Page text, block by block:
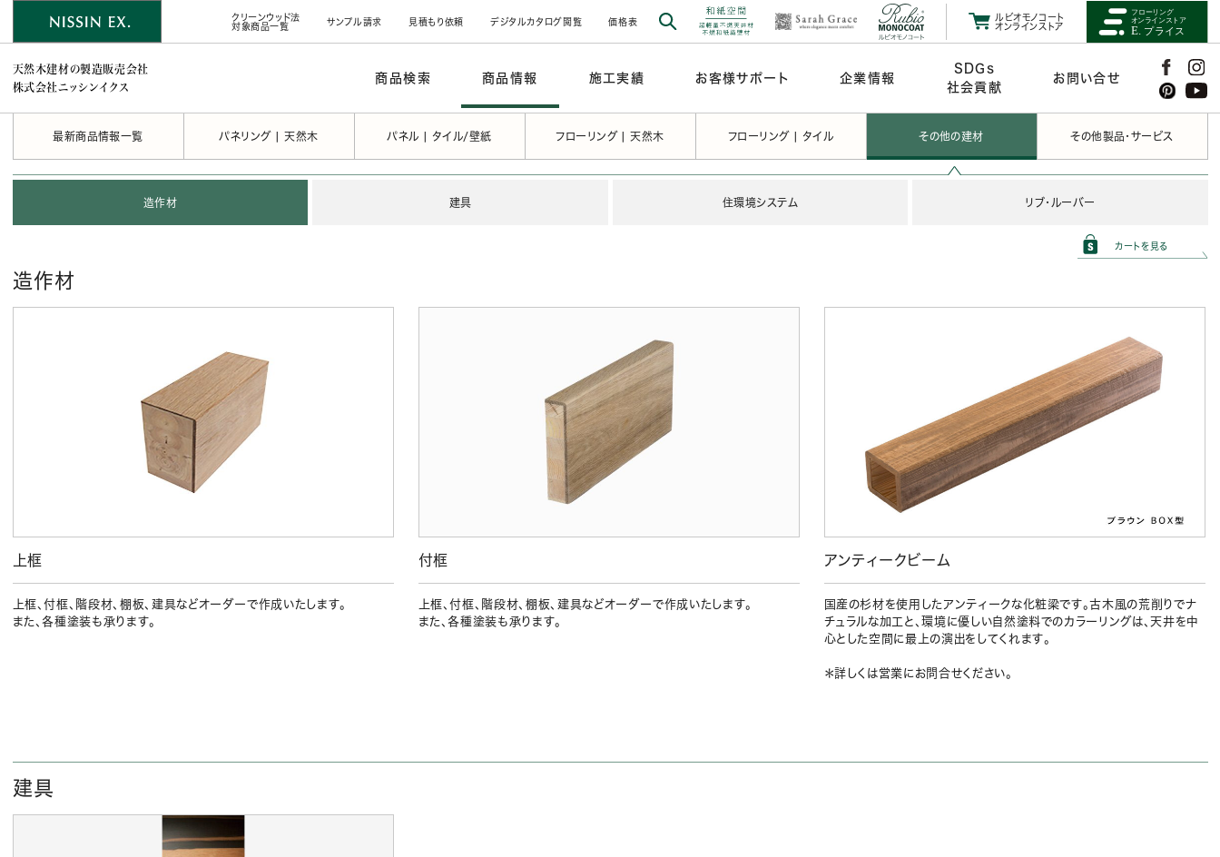
クリーンウッド法
対象商品一覧
サンプル請求 見積もり依頼 デジタルカタログ閲覧 価格表
ルビオモノコート
オンラインストア
天然木建材の製造販売会社
株式会社ニッシンイクス
商品検索 商品情報 施工実績 お客様サポート 企業情報
SDGs
社会貢献
お問い合せ
最新商品情報一覧 パネリング | 天然木 パネル | タイル/壁紙 フローリング | 天然木 フローリング | タイル その他の建材
造作材 建具 住環境システム リブ・ルーバー
その他製品・サービス
カートを見る
造作材
上框
上框、付框、階段材、棚板、建具などオーダーで作成いたします。
また、各種塗装も承ります。
付框
上框、付框、階段材、棚板、建具などオーダーで作成いたします。
また、各種塗装も承ります。
アンティークビーム
国産の杉材を使用したアンティークな化粧梁です。古木風の荒削りでナ
チュラルな加工と、環境に優しい自然塗料でのカラーリングは、天井を中
心とした空間に最上の演出をしてくれます。
＊詳しくは営業にお問合せください。
建具